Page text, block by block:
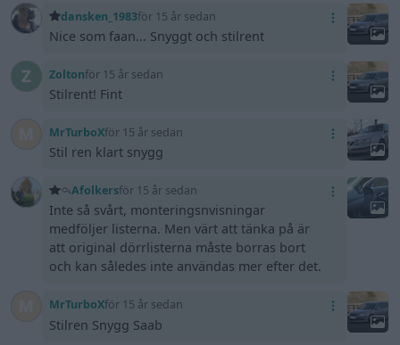
dansken_1983för 15 år sedan
Nice som faan... Snyggt och stilrent
Zoltonför 15 år sedan
Stilrent! Fint
MrTurboXför 15 år sedan
Stil ren klart snygg
Afolkersför 15 år sedan
Inte så svårt, monteringsnvisningar
medföljer listerna. Men värt att tänka på är
att original dörrlisterna måste borras bort
och kan således inte användas mer efter det.
MrTurboXför 15 år sedan
Stilren Snygg Saab